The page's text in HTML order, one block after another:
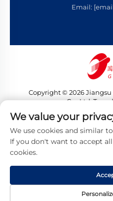
Email:
Copyright © 2026
Co., Ltd. Tous
Politique de
We value your
We use cookies and similar
If you don't want to accept
cookies.